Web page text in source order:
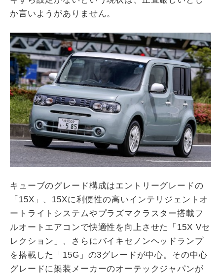
か言いようがありません。
キューブのグレード構成はエントリーグレードの
「15X」、15Xに利便性の高いインテリジェントオ
ートライトシステムやプラズマクラスター搭載フ
ルオートエアコンで快適性を向上させた「15X Vセ
レクション」、さらにバイキセノンヘッドランプ
を搭載した「15G」の3グレードが中心。その中心
グレードに架装メーカーのオーテックジャパンが